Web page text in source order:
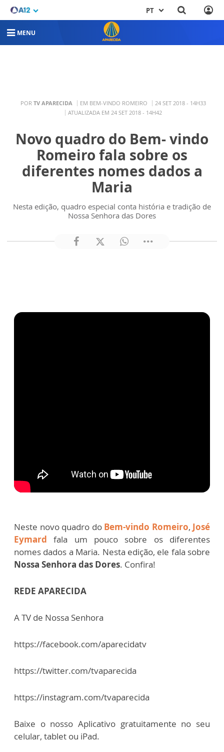
PT
MENU
POR TV APARECIDA EM BEM-VINDO ROMEIRO
24 SET 2018 - 14H33
ATUALIZADA EM 24 SET 2018 - 14H42
Novo quadro do Bem- vindo
Romeiro fala sobre os
diferentes nomes dados a
Maria
Nesta edição, quadro especial conta história e tradição de
Nossa Senhora das Dores
Neste novo quadro do Bem-vindo Romeiro, José
Eymard fala um pouco sobre os diferentes
nomes dados a Maria. Nesta edição, ele fala sobre
Nossa Senhora das Dores. Confira!
REDE APARECIDA
A TV de Nossa Senhora
https://facebook.com/aparecidatv
https://twitter.com/tvaparecida
https://instagram.com/tvaparecida
Baixe o nosso Aplicativo gratuitamente no seu
celular, tablet ou iPad.